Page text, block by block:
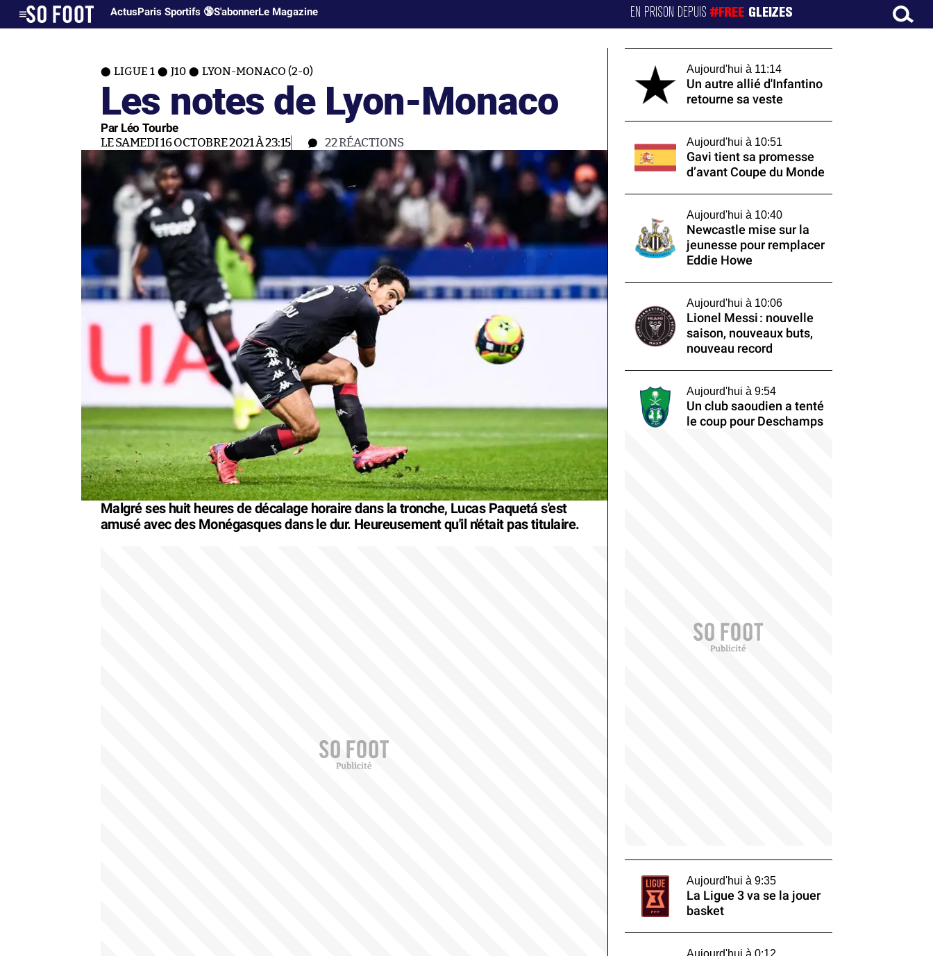
ActusParis Sportifs 🔞S'abonnerLe Magazine EN PRISON DEPUIS#FREE GLEIZES
LIGUE 1 J10 LYON-MONACO (2-0)
Les notes de Lyon-Monaco
Par Léo Tourbe
LE SAMEDI 16 OCTOBRE 2021 À 23:15 22RÉACTIONS
Malgré ses huit heures de décalage horaire dans la tronche, Lucas Paquetá s'est
amusé avec des Monégasques dans le dur. Heureusement qu'il n'était pas titulaire.
Aujourd'hui à 11:14
Un autre allié d'Infantino
retourne sa veste
Aujourd'hui à 10:51
Gavi tient sa promesse
d’avant Coupe du Monde
Aujourd'hui à 10:40
Newcastle mise sur la
jeunesse pour remplacer
Eddie Howe
Aujourd'hui à 10:06
Lionel Messi : nouvelle
saison, nouveaux buts,
nouveau record
Aujourd'hui à 9:54
Un club saoudien a tenté
le coup pour Deschamps
Aujourd'hui à 9:35
La Ligue 3 va se la jouer
basket
Aujourd'hui à 0:12